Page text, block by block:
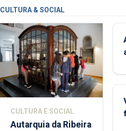
CULTURA & SOCIAL
CULTURA E SOCIAL
Autarquia da Ribeira